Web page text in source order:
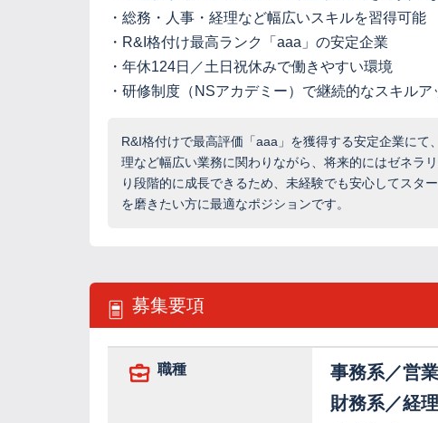
・総務・人事・経理など幅広いスキルを習得可能
・R&I格付け最高ランク「aaa」の安定企業
・年休124日／土日祝休みで働きやすい環境
・研修制度（NSアカデミー）で継続的なスキルア
R&I格付けで最高評価「aaa」を獲得する安定企業に
理など幅広い業務に関わりながら、将来的にはゼネラ
り段階的に成長できるため、未経験でも安心してスタ
を磨きたい方に最適なポジションです。
募集要項
職種
事務系／営
財務系／経